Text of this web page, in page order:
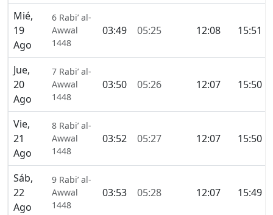
Mié,
19
Ago
6 Rabi’ al-
Awwal
1448
03:49 05:25 12:08 15:51
Jue,
20
Ago
7 Rabi’ al-
Awwal
1448
03:50 05:26 12:07 15:50
Vie,
21
Ago
8 Rabi’ al-
Awwal
1448
03:52 05:27 12:07 15:50
Sáb,
22
Ago
9 Rabi’ al-
Awwal
1448
03:53 05:28 12:07 15:49